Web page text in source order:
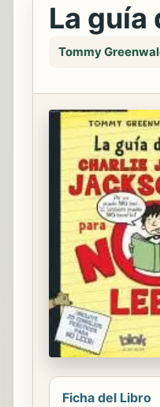
La guía
Tommy
Ficha del Libro